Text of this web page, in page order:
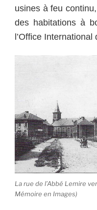
usines à feu
des habitations à
l’Office
La rue de l’Abbé Lemire
Mémoire en Images)